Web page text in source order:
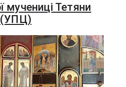
мучениці Тетяни
(УПЦ)